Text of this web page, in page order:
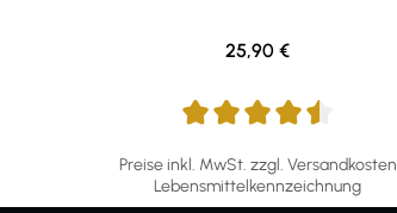
Preise inkl. MwSt. zzgl. Versandkosten
Lebensmittelkennzeichnung
Regulärer Preis:
25,90 €